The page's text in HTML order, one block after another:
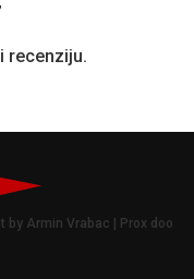
recenziju.
by Armin Vrabac | Prox doo